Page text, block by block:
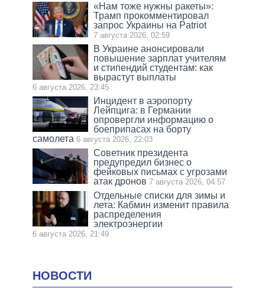
«Нам тоже нужны ракеты»:
Трамп прокомментировал
запрос Украины на Patriot
7 августа 2026, 02:59
В Украине анонсировали
повышение зарплат учителям
и стипендий студентам: как
вырастут выплаты
6 августа 2026, 23:45
Инцидент в аэропорту
Лейпцига: в Германии
опровергли информацию о
боеприпасах на борту
самолета 6 августа 2026, 22:03
Советник президента
предупредил бизнес о
фейковых письмах с угрозами
атак дронов 7 августа 2026, 04:57
Отдельные списки для зимы и
лета: Кабмин изменит правила
распределения
электроэнергии
6 августа 2026, 21:49
НОВОСТИ